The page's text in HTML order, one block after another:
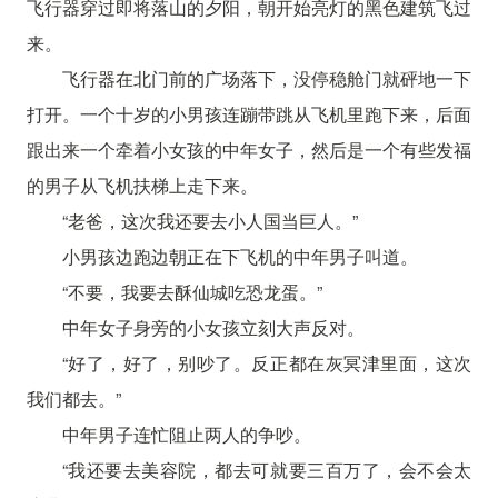
飞行器穿过即将落山的夕阳，朝开始亮灯的黑色建筑飞过
来。
飞行器在北门前的广场落下，没停稳舱门就砰地一下
打开。一个十岁的小男孩连蹦带跳从飞机里跑下来，后面
跟出来一个牵着小女孩的中年女子，然后是一个有些发福
的男子从飞机扶梯上走下来。
“老爸，这次我还要去小人国当巨人。”
小男孩边跑边朝正在下飞机的中年男子叫道。
“不要，我要去酥仙城吃恐龙蛋。”
中年女子身旁的小女孩立刻大声反对。
“好了，好了，别吵了。反正都在灰冥津里面，这次
我们都去。”
中年男子连忙阻止两人的争吵。
“我还要去美容院，都去可就要三百万了，会不会太